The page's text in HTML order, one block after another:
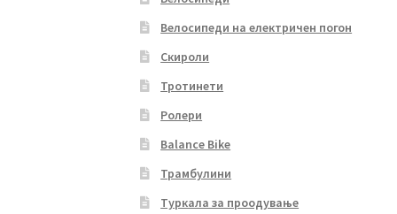
Велосипеди на електричен погон
Скироли
Тротинети
Ролери
Balance Bike
Трамбулини
Туркала за проодување